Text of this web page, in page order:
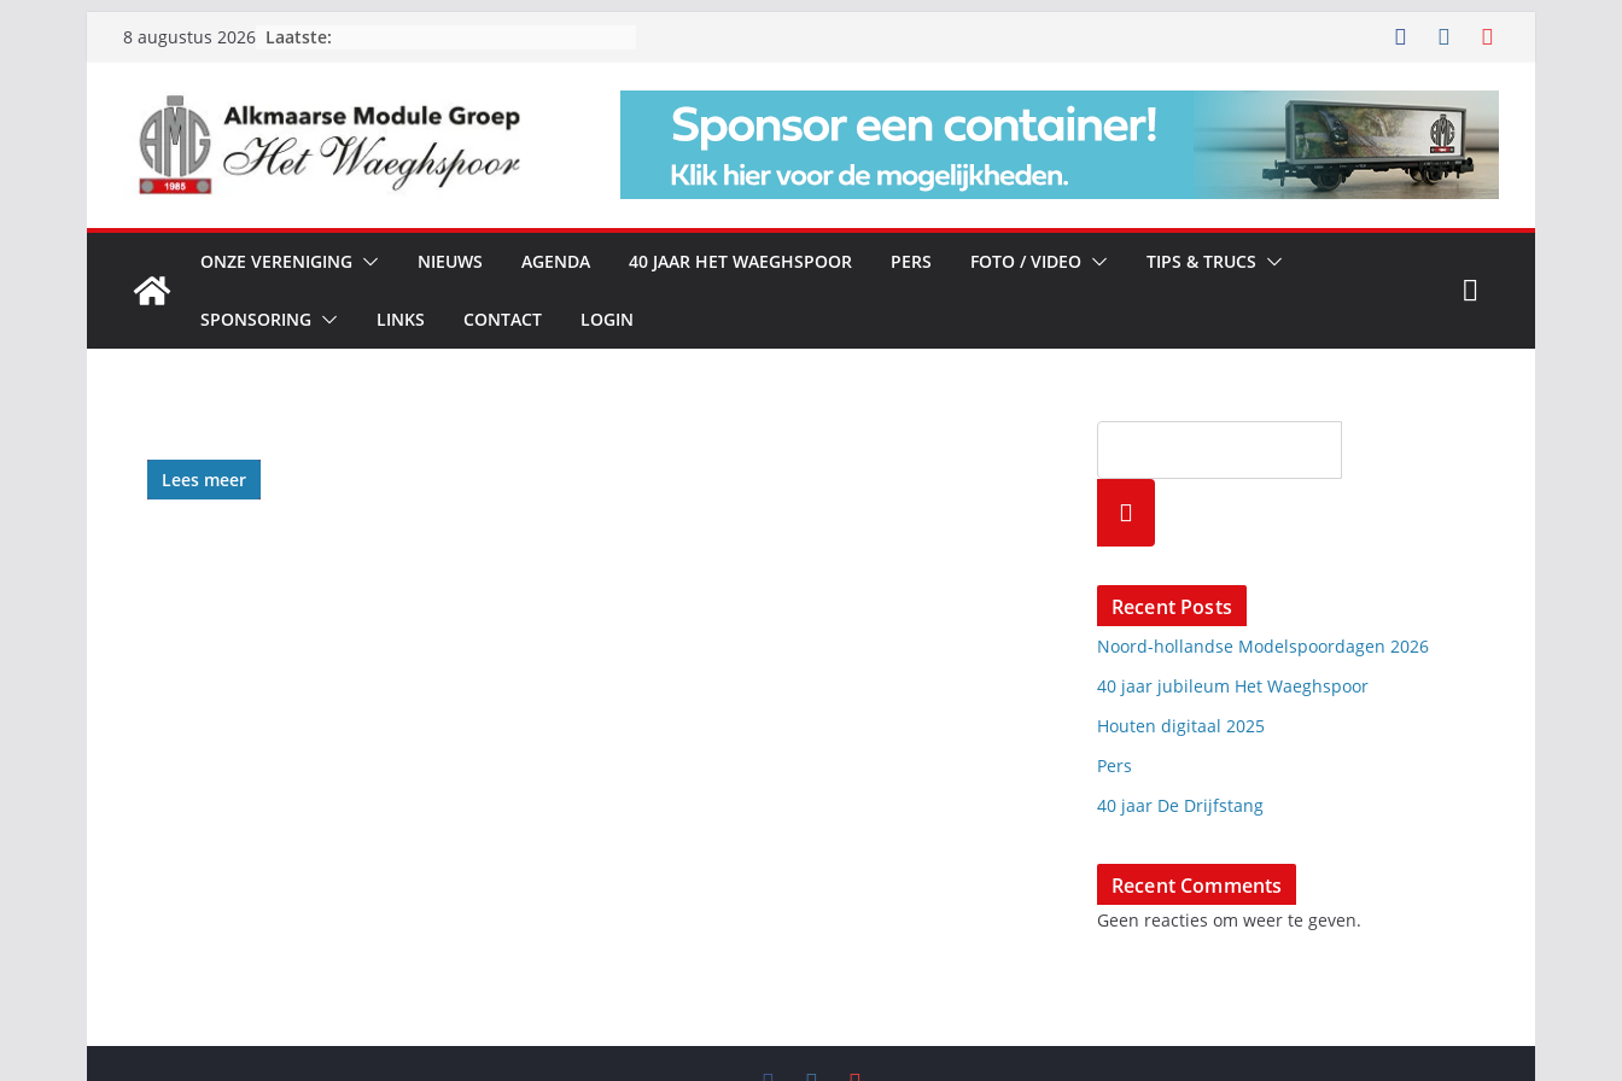
inhoud
8 augustus 2026 Laatste:
ONZE VERENIGING NIEUWS AGENDA 40 JAAR HET WAEGHSPOOR PERS FOTO / VIDEO TIPS & TRUCS
SPONSORING LINKS CONTACT LOGIN
Lees meer
n
Recent Posts
Noord-hollandse Modelspoordagen 2026
40 jaar jubileum Het Waeghspoor
Houten digitaal 2025
Pers
40 jaar De Drijfstang
Recent Comments
Geen reacties om weer te geven.